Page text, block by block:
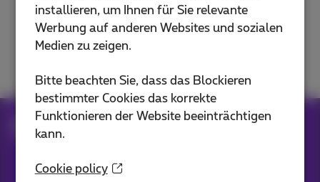
Telefonzentralen und Telefone
installieren, um Ihnen für Sie relevante
Werbung auf anderen Websites und sozialen
Medien zu zeigen.
Bitte beachten Sie, dass das Blockieren
bestimmter Cookies das korrekte
Funktionieren der Website beeinträchtigen
kann.
Cookie policy
Hilfe
Telefonie
Voicemail und Anrufverwaltung